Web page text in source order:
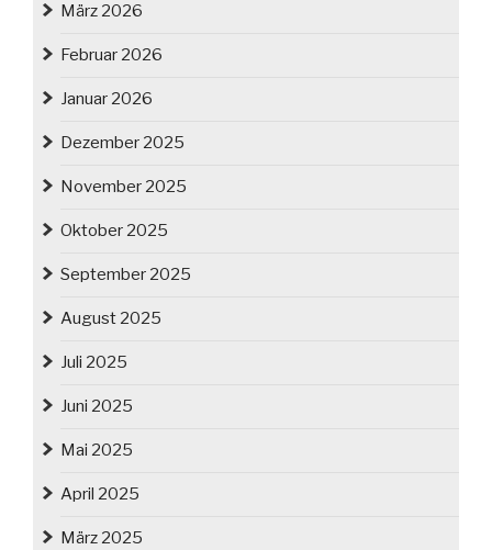
März 2026
Februar 2026
Januar 2026
Dezember 2025
November 2025
Oktober 2025
September 2025
August 2025
Juli 2025
Juni 2025
Mai 2025
April 2025
März 2025